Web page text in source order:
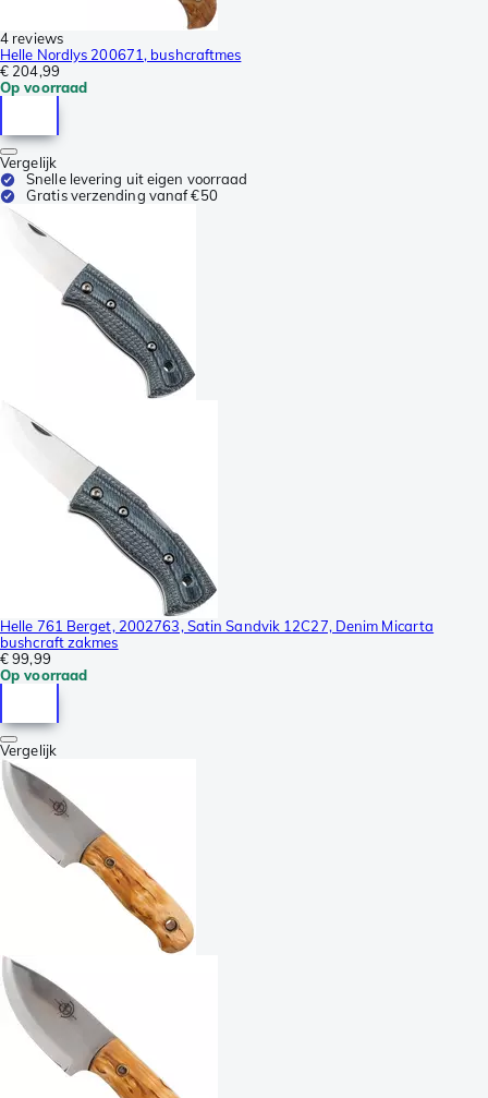
4 reviews
Helle Nordlys 200671, bushcraftmes
€ 204,99
Op voorraad
Vergelijk
Snelle levering uit eigen voorraad
Gratis verzending vanaf €50
Helle 761 Berget, 2002763, Satin Sandvik 12C27, Denim Micarta
bushcraft zakmes
€ 99,99
Op voorraad
Vergelijk